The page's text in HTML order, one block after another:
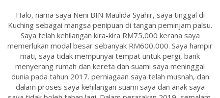
Halo, nama saya Neni BIN Maulida Syahir, saya tinggal di
Kuching sebagai mangsa penipuan di tangan peminjam palsu.
Saya telah kehilangan kira-kira RM75,000 kerana saya
memerlukan modal besar sebanyak RM600,000. Saya hampir
mati, saya tidak mempunyai tempat untuk pergi, bank
menyerang rumah dan kereta dan suami saya meninggal
dunia pada tahun 2017. perniagaan saya telah musnah, dan
dalam proses saya kehilangan suami saya dan anak saya